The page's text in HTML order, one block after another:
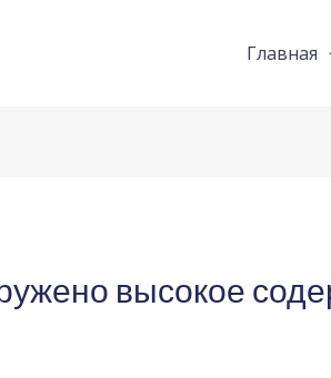
Главная
высокое